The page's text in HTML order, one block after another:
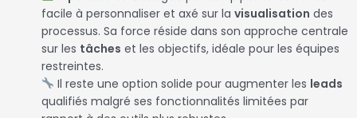
facile à personnaliser et axé sur la visualisation des
processus. Sa force réside dans son approche centrale
sur les tâches et les objectifs, idéale pour les équipes
restreintes.
Il reste une option solide pour augmenter les leads
qualifiés malgré ses fonctionnalités limitées par